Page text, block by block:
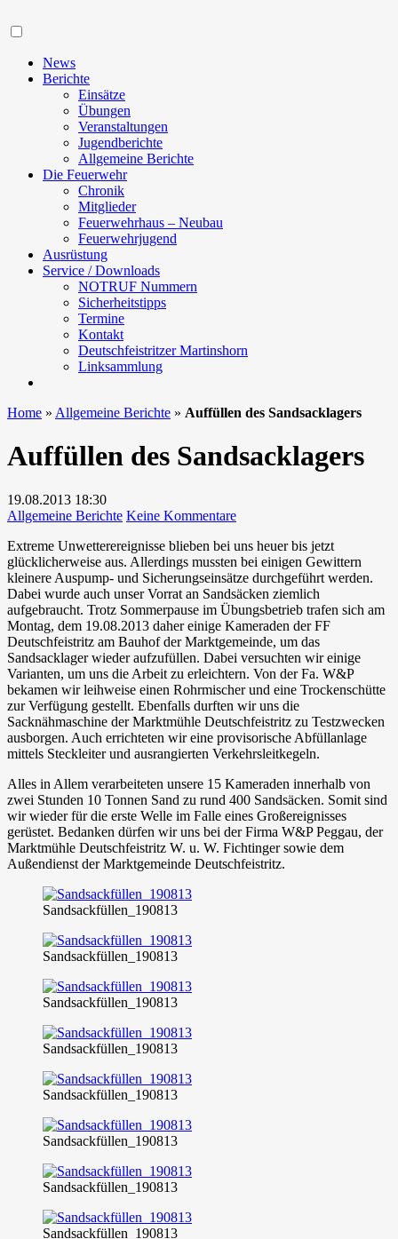
News
Berichte
Einsätze
Übungen
Veranstaltungen
Jugendberichte
Allgemeine Berichte
Die Feuerwehr
Chronik
Mitglieder
Feuerwehrhaus – Neubau
Feuerwehrjugend
Ausrüstung
Service / Downloads
NOTRUF Nummern
Sicherheitstipps
Termine
Kontakt
Deutschfeistritzer Martinshorn
Linksammlung
Home » Allgemeine Berichte » Auffüllen des Sandsacklagers
Auffüllen des Sandsacklagers
19.08.2013 18:30
Allgemeine Berichte Keine Kommentarezu
des
Sandsacklagers
Extreme Unwetterereignisse blieben bei uns heuer bis jetzt
glücklicherweise aus. Allerdings mussten bei einigen Gewittern
kleinere Auspump- und Sicherungseinsätze durchgeführt werden.
Dabei wurde auch unser Vorrat an Sandsäcken ziemlich
aufgebraucht. Trotz Sommerpause im Übungsbetrieb trafen sich am
Montag, dem 19.08.2013 daher einige Kameraden der FF
Deutschfeistritz am Bauhof der Marktgemeinde, um das
Sandsacklager wieder aufzufüllen. Dabei versuchten wir einige
Varianten, um uns die Arbeit zu erleichtern. Von der Fa. W&P
bekamen wir leihweise einen Rohrmischer und eine Trockenschütte
zur Verfügung gestellt. Ebenfalls durften wir uns die
Sacknähmaschine der Marktmühle Deutschfeistritz zu Testzwecken
ausborgen. Auch errichteten wir eine provisorische Abfüllanlage
mittels Steckleiter und ausrangierten Verkehrsleitkegeln.
Alles in Allem verarbeiteten unsere 15 Kameraden innerhalb von
zwei Stunden 10 Tonnen Sand zu rund 400 Sandsäcken. Somit sind
wir wieder für die erste Welle im Falle eines Großereignisses
gerüstet. Bedanken dürfen wir uns bei der Firma W&P Peggau, der
Marktmühle Deutschfeistritz W. u. W. Fichtinger sowie dem
Außendienst der Marktgemeinde Deutschfeistritz.
Sandsackfüllen_190813
Sandsackfüllen_190813
Sandsackfüllen_190813
Sandsackfüllen_190813
Sandsackfüllen_190813
Sandsackfüllen_190813
Sandsackfüllen_190813
Sandsackfüllen_190813